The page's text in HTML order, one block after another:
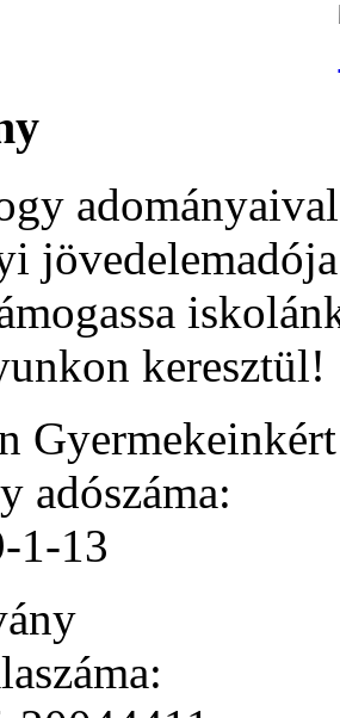
adományaival
jövedelemadója
keresztül!
adószáma:
1-13